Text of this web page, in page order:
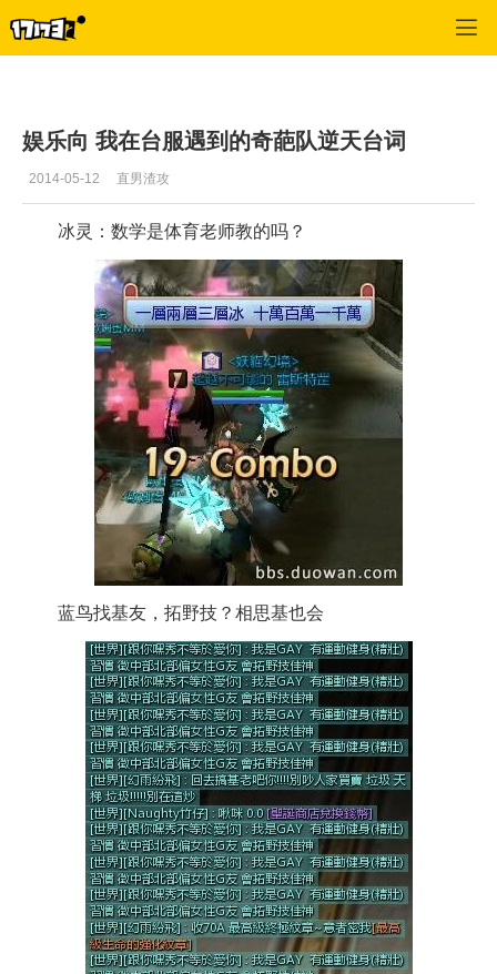
娱乐向 我在台服遇到的奇葩队逆天台词
2014-05-12 直男渣攻
冰灵：数学是体育老师教的吗？
蓝鸟找基友，拓野技？相思基也会